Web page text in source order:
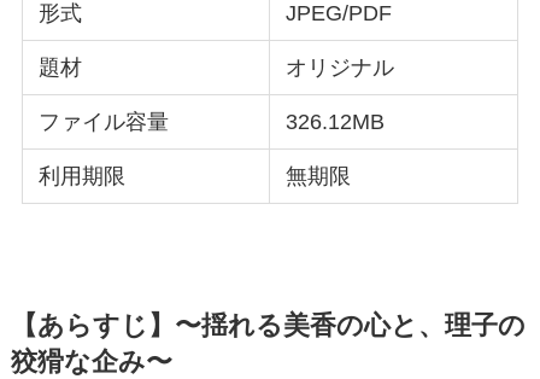
形式 JPEG/PDF
題材 オリジナル
ファイル容量 326.12MB
利用期限 無期限
【あらすじ】〜揺れる美香の心と、理子の
狡猾な企み〜